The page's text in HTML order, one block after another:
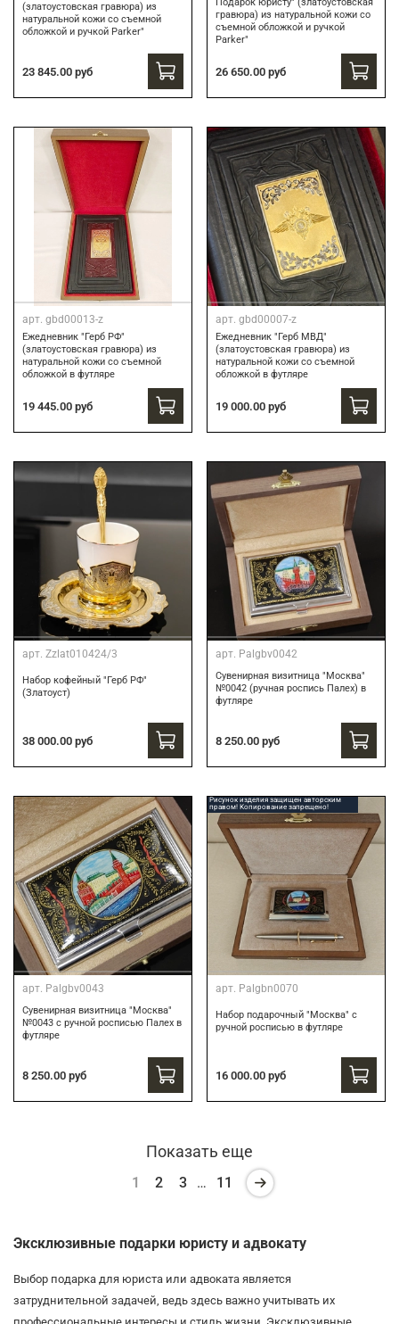
(златоустовская гравюра) из
натуральной кожи со съемной
обложкой и ручкой Parker"
23 845.00 руб
Подарок юристу" (златоустовская
гравюра) из натуральной кожи со
съемной обложкой и ручкой
Parker"
26 650.00 руб
арт. gbd00013-z
Ежедневник "Герб РФ"
(златоустовская гравюра) из
натуральной кожи со съемной
обложкой в футляре
19 445.00 руб
арт. gbd00007-z
Ежедневник "Герб МВД"
(златоустовская гравюра) из
натуральной кожи со съемной
обложкой в футляре
19 000.00 руб
арт. Zzlat010424/3
Набор кофейный "Герб РФ"
(Златоуст)
38 000.00 руб
арт. Palgbv0042
Сувенирная визитница "Москва"
№0042 (ручная роспись Палех) в
футляре
8 250.00 руб
арт. Palgbv0043
Сувенирная визитница "Москва"
№0043 с ручной росписью Палех в
футляре
8 250.00 руб
Рисунок изделия защищен авторским
правом! Копирование запрещено!
арт. Palgbn0070
Набор подарочный "Москва" с
ручной росписью в футляре
16 000.00 руб
Показать еще
1 2 3 … 11
Эксклюзивные подарки юристу и адвокату
Выбор подарка для юриста или адвоката является
затруднительной задачей, ведь здесь важно учитывать их